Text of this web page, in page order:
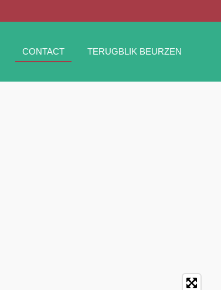
CONTACT TERUGBLIK BEURZEN